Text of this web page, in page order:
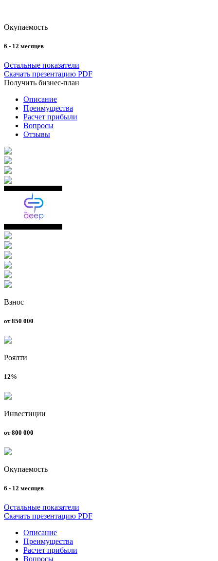
Окупаемость
6 - 12 месяцев
Остальные показатели
Скачать презентацию PDF
Получить бизнес-план
Описание
Преимущества
Расчет прибыли
Вопросы
Отзывы
Взнос
от 850 000
Роялти
12%
Инвестиции
от 800 000
Окупаемость
6 - 12 месяцев
Остальные показатели
Скачать презентацию PDF
Описание
Преимущества
Расчет прибыли
Вопросы